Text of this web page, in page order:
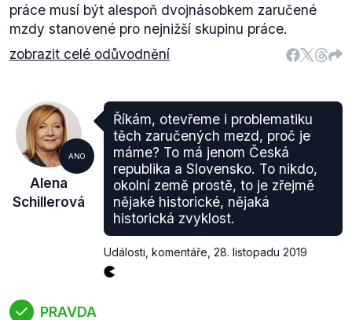
práce musí být alespoň dvojnásobkem zaručené
mzdy stanovené pro nejnižší skupinu práce.
zobrazit celé odůvodnění
ANO
Alena
Schillerová
Říkám, otevřeme i problematiku
těch zaručených mezd, proč je
máme? To má jenom Česká
republika a Slovensko. To nikdo,
okolní země prostě, to je zřejmě
nějaké historické, nějaká
historická zvyklost.
Události, komentáře 28. listopadu 2019
PRAVDA